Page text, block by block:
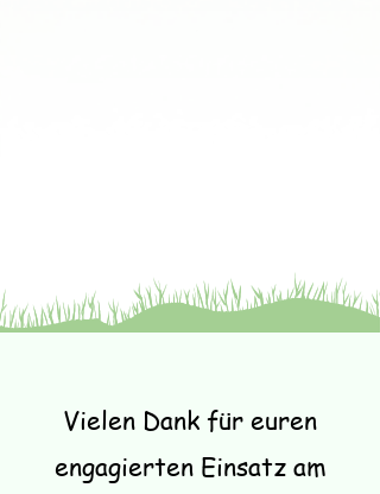
Vielen Dank für euren
engagierten Einsatz am